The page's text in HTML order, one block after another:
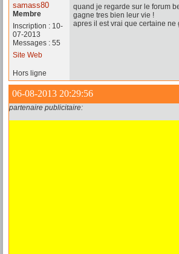
samass80
Membre
Inscription : 10-
07-2013
Messages : 55
Site Web
quand je regarde sur le forum
gagne tres bien leur vie !
apres il est vrai que certaine ne
Hors ligne
06-08-2013 20:29:56
partenaire publicitaire: